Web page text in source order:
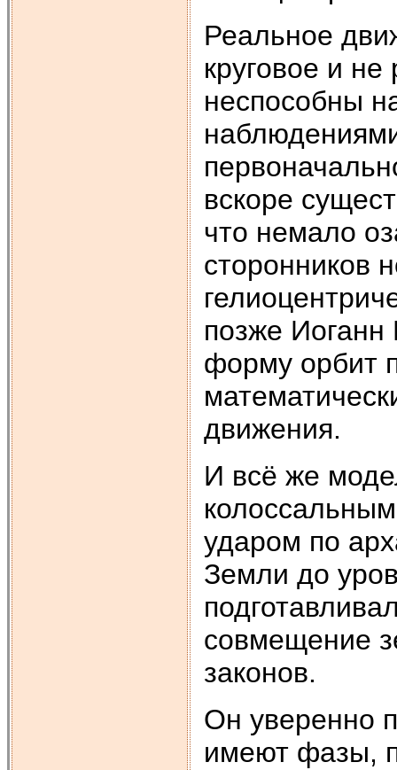
Реальное
круговое и
неспособны
вскоре
что немало
сторонников
позже Иоганн
форму орбит
движения.
И всё же
ударом по
Земли до
совмещение
законов.
Он уверенно
имеют фазы,